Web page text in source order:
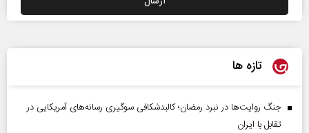
تازه ها
جنگ روایت‌ها در نبرد رمضان؛ کالبدشکافی سوگیری رسانه‌های آمریکایی در
تقابل با ایران